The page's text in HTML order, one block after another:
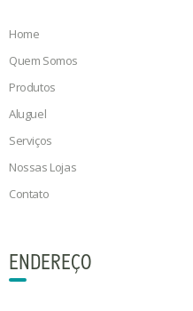
Home
Quem Somos
Produtos
Aluguel
Serviços
Nossas Lojas
Contato
ENDEREÇO